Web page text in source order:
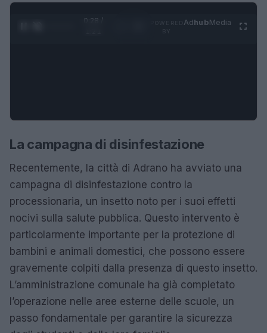
0:28 /
AdhubMedia
La campagna di disinfestazione
Recentemente, la città di Adrano ha avviato una
campagna di disinfestazione contro la
processionaria, un insetto noto per i suoi effetti
nocivi sulla salute pubblica. Questo intervento è
particolarmente importante per la protezione di
bambini e animali domestici, che possono essere
gravemente colpiti dalla presenza di questo insetto.
L’amministrazione comunale ha già completato
l’operazione nelle aree esterne delle scuole, un
passo fondamentale per garantire la sicurezza